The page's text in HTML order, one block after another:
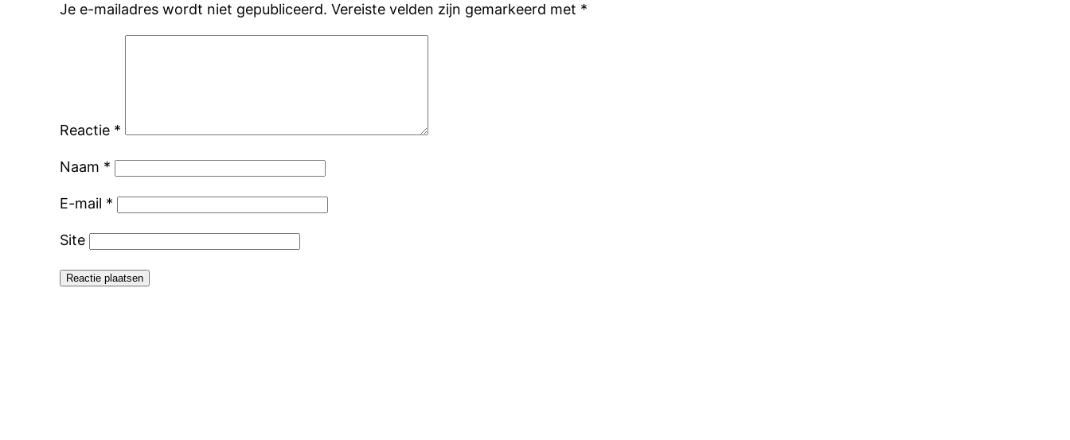
Je e-mailadres wordt niet gepubliceerd. Vereiste velden zijn gemarkeerd met *
Reactie *
Naam *
E-mail *
Site